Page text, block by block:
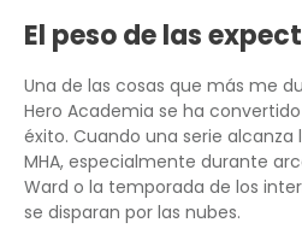
El peso de las
Una de las cosas que más me
Hero Academia se ha
éxito. Cuando una serie alcanza
MHA, especialmente durante
Ward o la temporada de los
se disparan por las nubes.